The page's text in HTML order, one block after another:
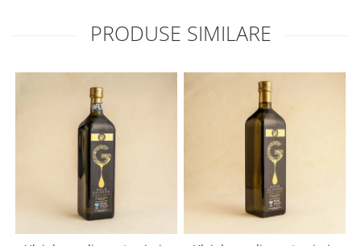
PRODUSE SIMILARE